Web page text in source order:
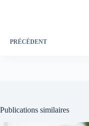
PRÉCÉDENT
Publications similaires